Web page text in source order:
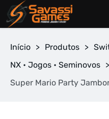
Início > Produtos >
NX • Jogos • Seminovos >
Super Mario Party